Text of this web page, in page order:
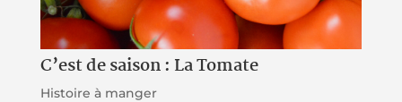
C’est de saison : La Tomate
Histoire à manger